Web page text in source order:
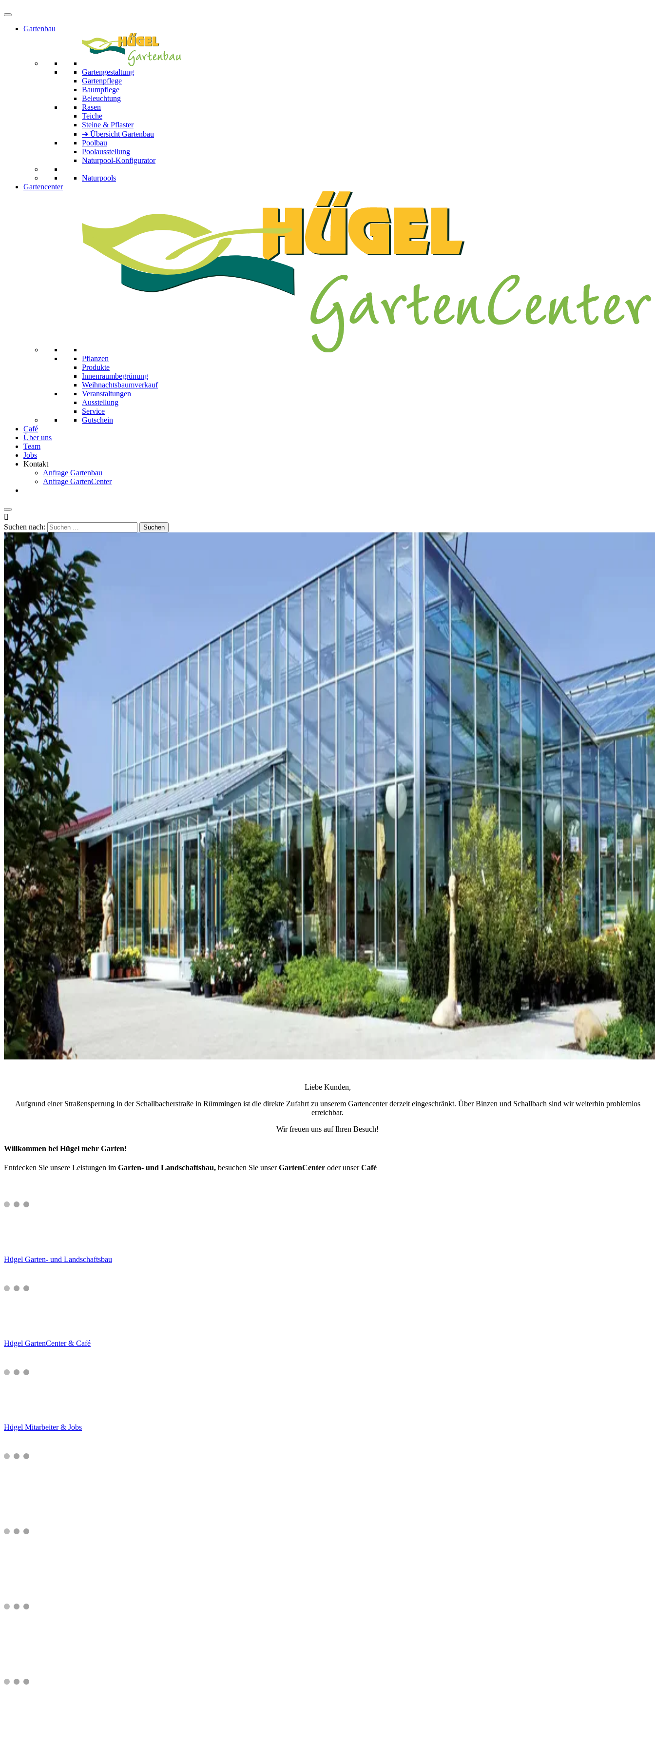
Gartenbau
Gartengestaltung
Gartenpflege
Baumpflege
Beleuchtung
Rasen
Teiche
Steine & Pflaster
➔ Übersicht Gartenbau
Poolbau
Poolausstellung
Naturpool-Konfigurator
Naturpools
Gartencenter
Pflanzen
Produkte
Innenraumbegrünung
Weihnachts­baum­verkauf
Veranstaltungen
Ausstellung
Service
Gutschein
Café
Über uns
Team
Jobs
Kontakt
Anfrage Gartenbau
Anfrage GartenCenter

Suchen nach:
Liebe Kunden,
Aufgrund einer Straßensperrung in der Schallbacherstraße in Rümmingen ist die direkte Zufahrt zu unserem Gartencenter derzeit eingeschränkt. Über Binzen und Schallbach sind wir weiterhin problemlos
erreichbar.
Wir freuen uns auf Ihren Besuch!
Willkommen bei Hügel mehr Garten!
Entdecken Sie unsere Leistungen im Garten- und Landschaftsbau, besuchen Sie unserGartenCenter oder unserCafé
Hügel Garten- und Landschaftsbau
Hügel GartenCenter & Café
Hügel Mitarbeiter & Jobs